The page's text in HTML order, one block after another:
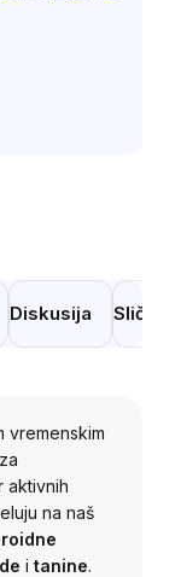
Diskusija Slični
vremenskim
aktivnih
na naš
i tanine.